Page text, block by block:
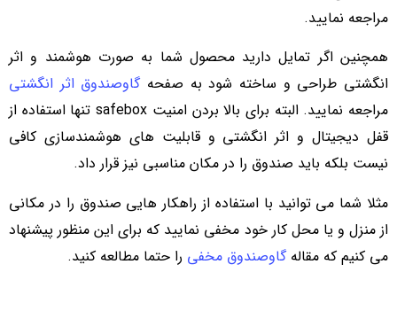
مراجعه نمایید.
همچنین اگر تمایل دارید محصول شما به صورت هوشمند و اثر
انگشتی طراحی و ساخته شود به صفحهگاوصندوق اثر انگشتی
مراجعه نمایید. البته برای بالا بردن امنیت safebox تنها استفاده از
قفل دیجیتال و اثر انگشتی و قابلیت های هوشمندسازی کافی
نیست بلکه باید صندوق را در مکان مناسبی نیز قرار داد.
مثلا شما می توانید با استفاده از راهکار هایی صندوق را در مکانی
از منزل و یا محل کار خود مخفی نمایید که برای این منظور پیشنهاد
می کنیم که مقالهگاوصندوق مخفی را حتما مطالعه کنید.